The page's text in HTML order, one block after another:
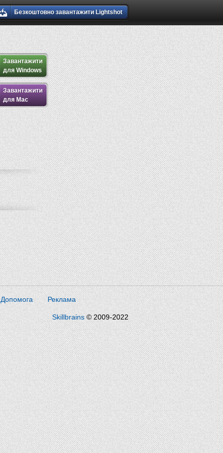
Безкоштовно завантажити Lightshot
Завантажити
для Windows
Завантажити
для Mac
Допомога Реклама
Skillbrains© 2009-2022